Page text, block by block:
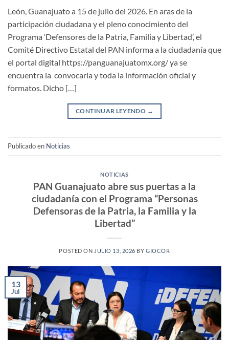
León, Guanajuato a 15 de julio del 2026. En aras de la
participación ciudadana y el pleno conocimiento del
Programa ‘Defensores de la Patria, Familia y Libertad’, el
Comité Directivo Estatal del PAN informa a la ciudadanía que
el portal digital https://panguanajuatomx.org/ ya se
encuentra la convocaria y toda la información oficial y
formatos. Dicho […]
CONTINUAR LEYENDO →
Publicado en Noticias
NOTICIAS
PAN Guanajuato abre sus puertas a la
ciudadanía con el Programa “Personas
Defensoras de la Patria, la Familia y la
Libertad”
POSTED ON JULIO 13, 2026 BYGIOCOR
13
Jul